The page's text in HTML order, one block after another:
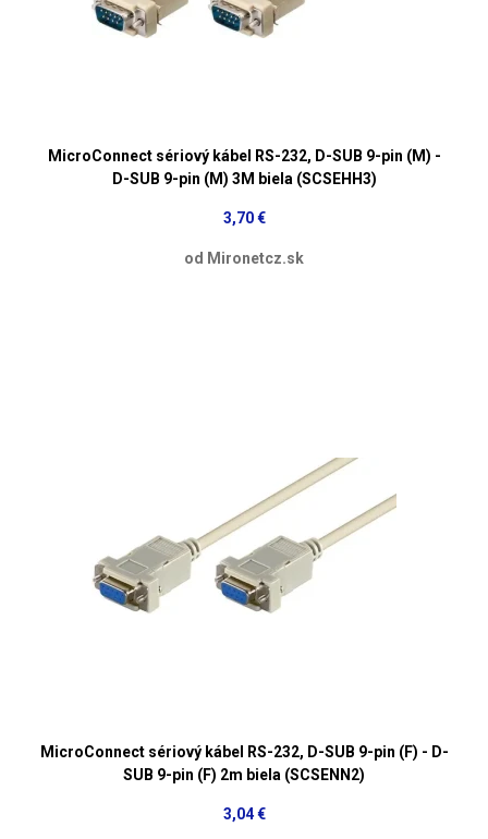
MicroConnect sériový kábel RS-232, D-SUB 9-pin (M) -
D-SUB 9-pin (M) 3M biela (SCSEHH3)
3,70 €
od Mironetcz.sk
MicroConnect sériový kábel RS-232, D-SUB 9-pin (F) - D-
SUB 9-pin (F) 2m biela (SCSENN2)
3,04 €